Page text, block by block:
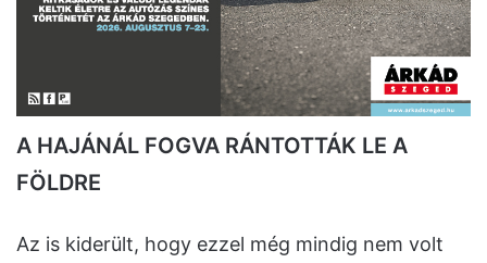
A HAJÁNÁL FOGVA RÁNTOTTÁK LE A
FÖLDRE
Az is kiderült, hogy ezzel még mindig nem volt